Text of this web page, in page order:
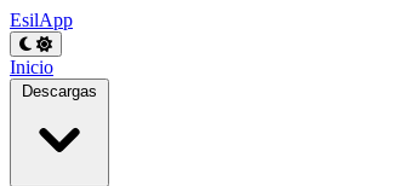
EsilApp
Inicio
Descargas